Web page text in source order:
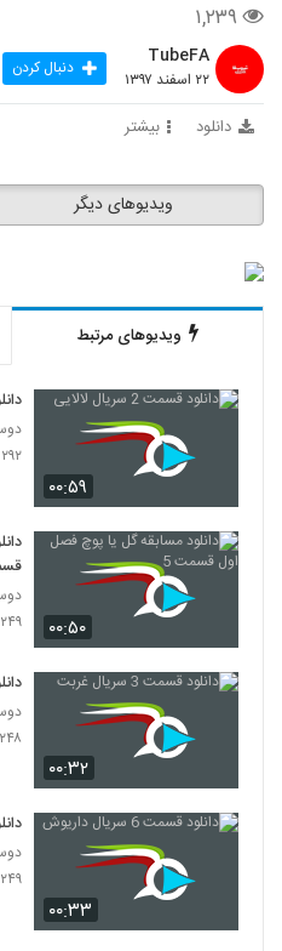
۱,۲۳۹
TubeFA
۲۲ اسفند ۱۳۹۷ دنبال کردن
دانلود بیشتر
ویدیوهای دیگر
ویدیوهای مرتبط
۰۰:۵۹
۲۹۲ بازدید
۰۰:۵۰
۲۴۹ بازدید
۰۰:۳۲
۲۴۸ بازدید
۰۰:۳۳
۲۴۹ بازدید